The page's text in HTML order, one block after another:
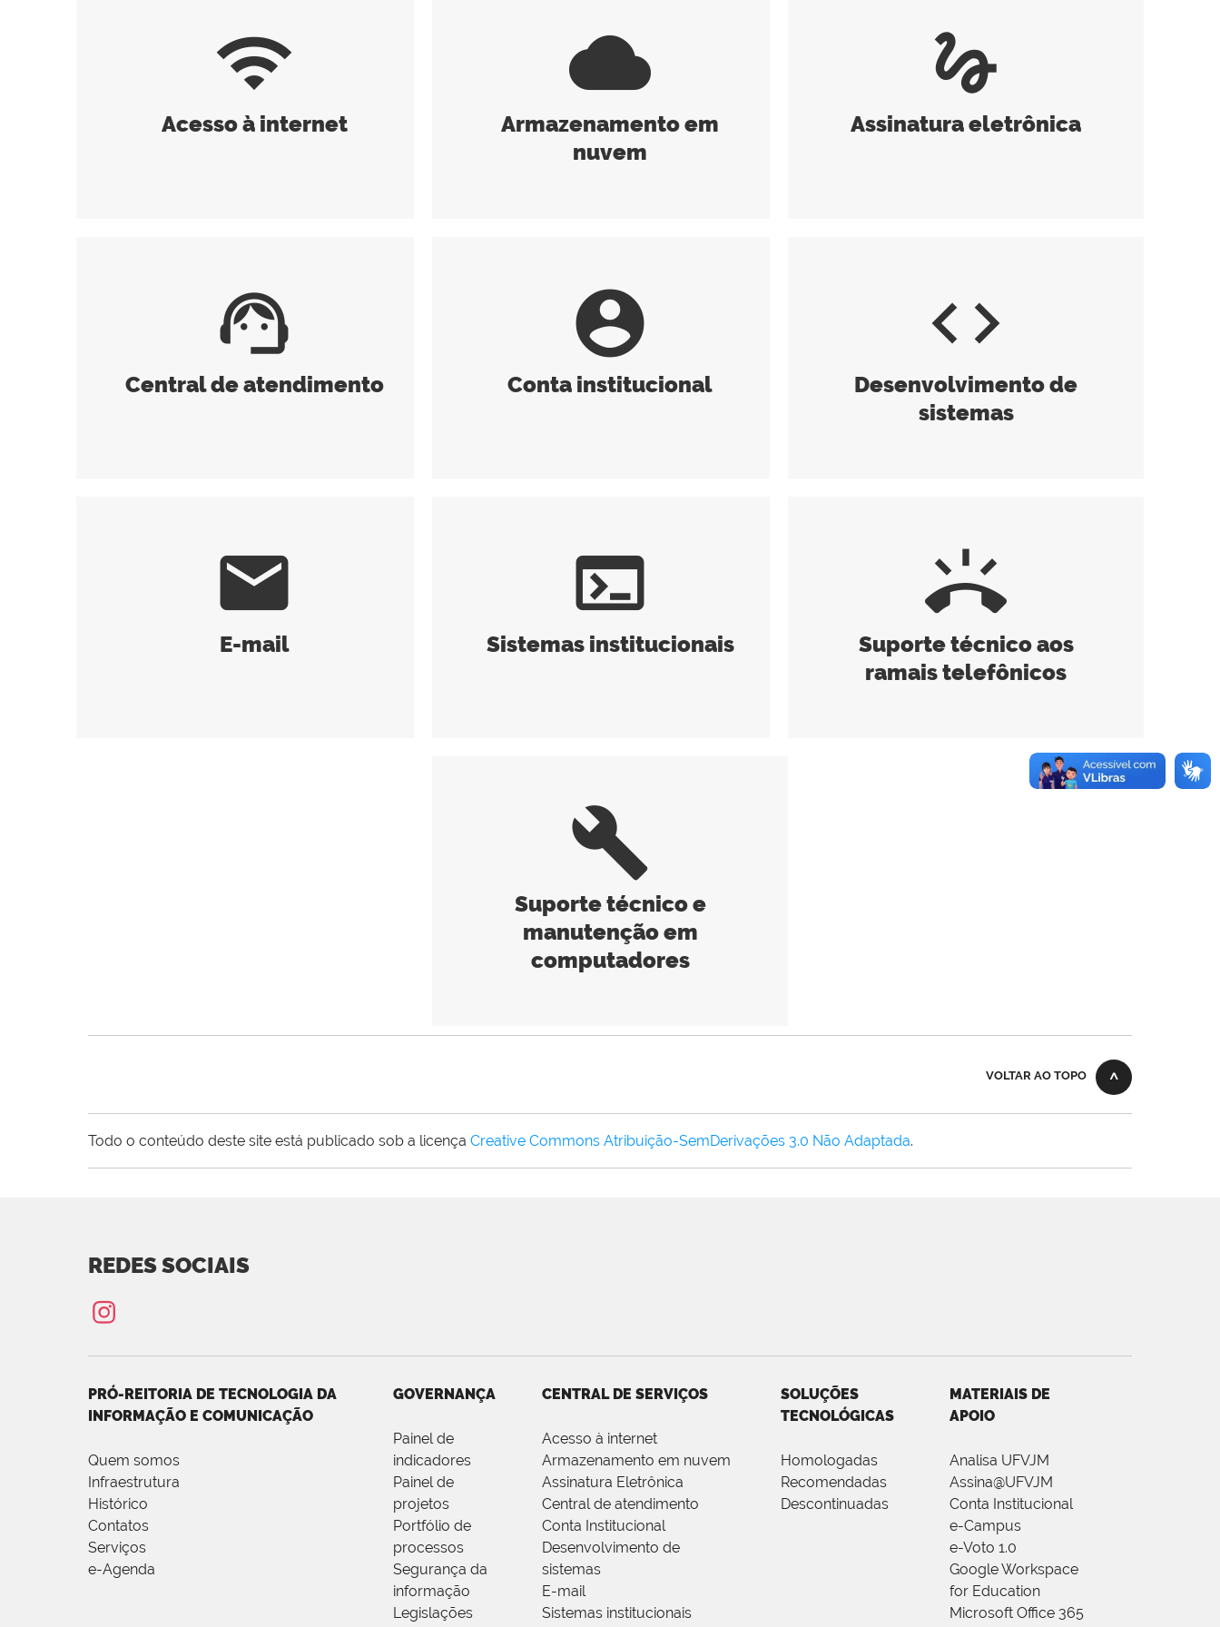
wifi
Acesso à internet
cloud
Armazenamento em
nuvem
gesture
Assinatura eletrônica
support_agent
Central de atendimento
account_circle
Conta institucional
code
Desenvolvimento de
sistemas
mail
E-mail
terminal
Sistemas institucionais
ring_volume
Suporte técnico aos
ramais telefônicos
build
Suporte técnico e
manutenção em
computadores
VOLTAR AO TOPO
Todo o conteúdo deste site está publicado sob a licença Creative Commons Atribuição-SemDerivações 3.0 Não Adaptada.
REDES SOCIAIS
PRÓ-REITORIA DE TECNOLOGIA DA
INFORMAÇÃO E COMUNICAÇÃO
Quem somos
Infraestrutura
Histórico
Contatos
Serviços
e-Agenda
GOVERNANÇA
Painel de
indicadores
Painel de
projetos
Portfólio de
processos
Segurança da
informação
Legislações
CENTRAL DE SERVIÇOS
Acesso à internet
Armazenamento em nuvem
Assinatura Eletrônica
Central de atendimento
Conta Institucional
Desenvolvimento de
sistemas
E-mail
Sistemas institucionais
SOLUÇÕES
TECNOLÓGICAS
Homologadas
Recomendadas
Descontinuadas
MATERIAIS DE
APOIO
Analisa UFVJM
Assina@UFVJM
Conta Institucional
e-Campus
e-Voto 1.0
Google Workspace
for Education
Microsoft Office 365